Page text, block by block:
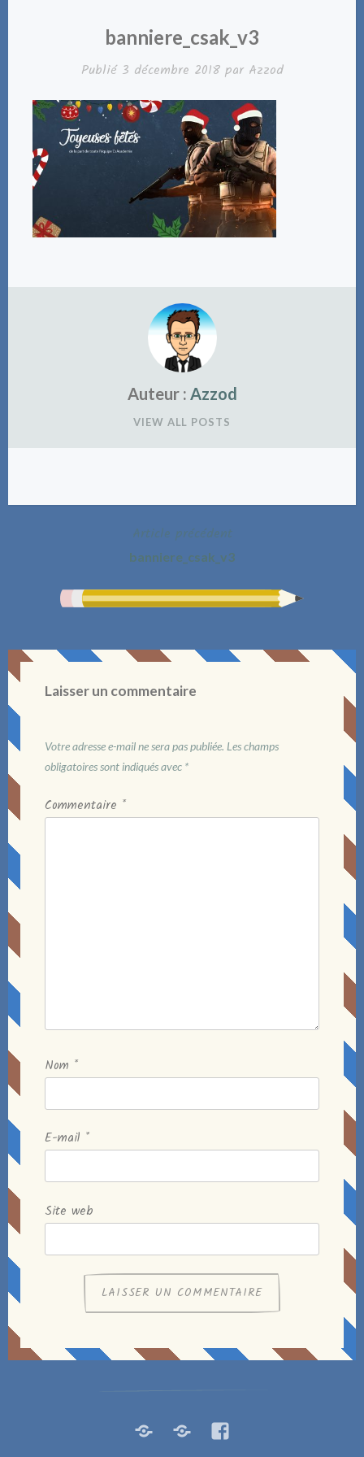
banniere_csak_v3
Publié 3 décembre 2018par Azzod
Auteur : Azzod
VIEW ALL POSTS
l’article
Article précédent
banniere_csak_v3
Laisser un commentaire
Votre adresse e-mail ne sera pas publiée. Les champs
obligatoires sont indiqués avec *
Commentaire *
Nom *
E-mail *
Site web
RocketchatSteam